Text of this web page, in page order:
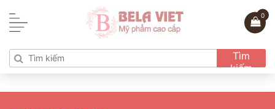
0
Tìm
kiếm